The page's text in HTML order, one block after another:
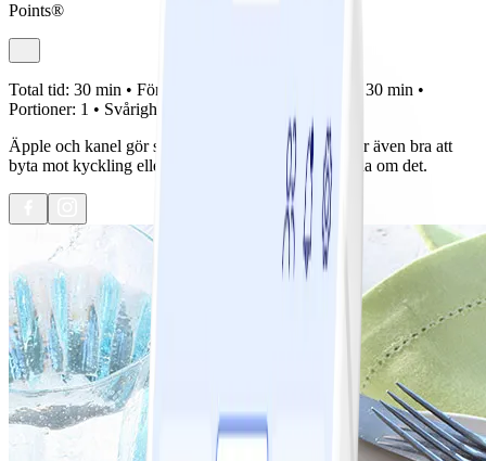
Points®
Total tid: 30 min • Förberedelse:
30 min •
Portioner: 1 • Svårighetsgrad:
Äpple och kanel gör sig perfekt till fläskfilé, men går även bra att
byta mot kyckling eller quorn. Tänk bara på att räkna om det.